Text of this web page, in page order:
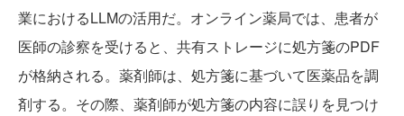
業におけるLLMの活用だ。オンライン薬局では、患者が
医師の診察を受けると、共有ストレージに処方箋のPDF
が格納される。薬剤師は、処方箋に基づいて医薬品を調
剤する。その際、薬剤師が処方箋の内容に誤りを見つけ